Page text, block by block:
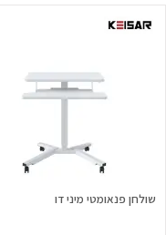
שולחן פנאומטי מיני דו